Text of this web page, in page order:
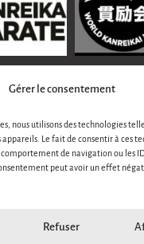
Gérer le consentement
nous utilisons des technologies
Le fait de consentir à ces
de navigation ou les
peut avoir un effet
Refuser